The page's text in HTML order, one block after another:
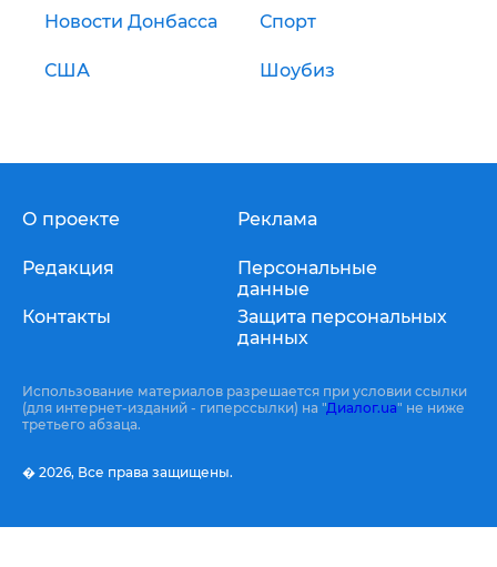
Новости Донбасса Спорт
США Шоубиз
О проекте
Редакция
Контакты
Реклама
Персональные
данные
Защита персональных
данных
Использование материалов разрешается при условии ссылки
(для интернет-изданий - гиперссылки) на "Диалог.ua" не ниже
третьего абзаца.
� 2026, Все права защищены.